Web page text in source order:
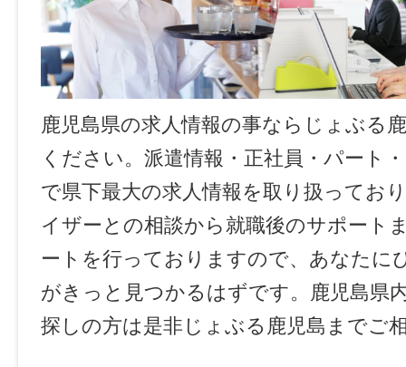
鹿児島県の求人情報の事ならじょぶる
ください。派遣情報・正社員・パート
で県下最大の求人情報を取り扱ってお
イザーとの相談から就職後のサポート
ートを行っておりますので、あなたに
がきっと見つかるはずです。鹿児島県
探しの方は是非じょぶる鹿児島までご